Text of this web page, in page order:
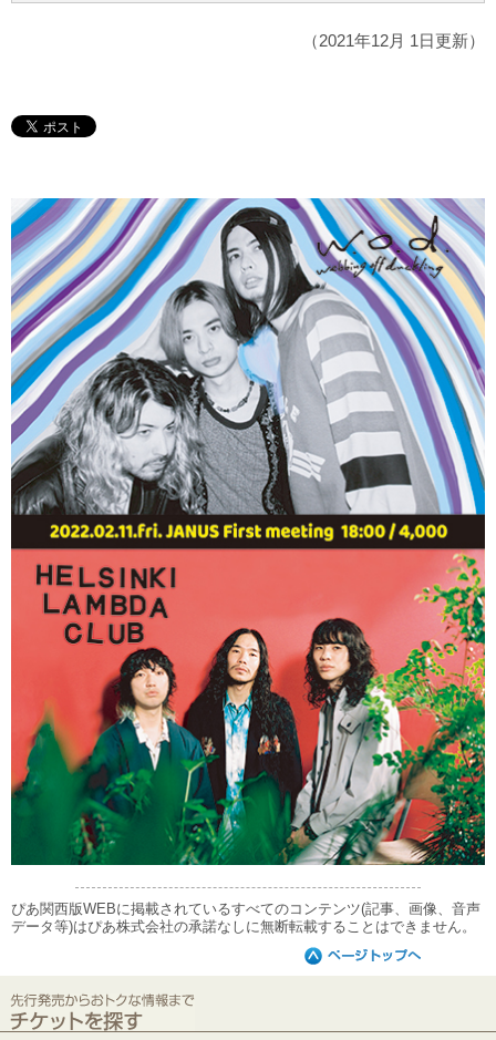
（2021年12月 1日更新）
ぴあ関西版WEBに掲載されているすべてのコンテンツ(記事、画像、音声
データ等)はぴあ株式会社の承諾なしに無断転載することはできません。